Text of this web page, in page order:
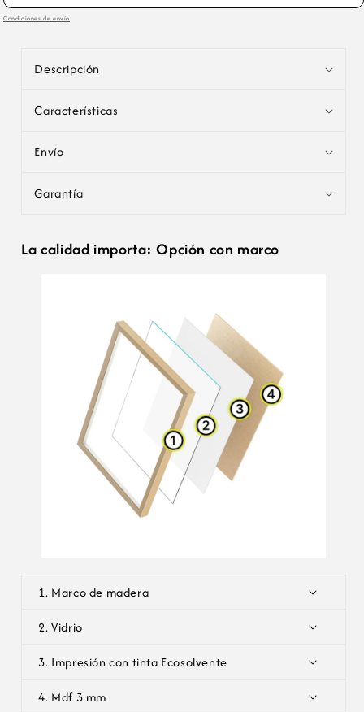
Condiciones de envío
e
Descripción
Características
Envío
Garantía
La calidad importa: Opción con marco
1. Marco de madera
2. Vidrio
3. Impresión con tinta Ecosolvente
4. Mdf 3 mm